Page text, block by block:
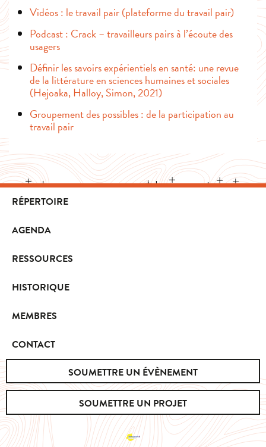
Vidéos : le travail pair (plateforme du travail pair)
Podcast : Crack – travailleurs pairs à l’écoute des
usagers
Définir les savoirs expérientiels en santé: une revue
de la littérature en sciences humaines et sociales
(Hejoaka, Halloy, Simon, 2021)
Groupement des possibles : de la participation au
travail pair
RÉPERTOIRE
AGENDA
RESSOURCES
HISTORIQUE
MEMBRES
CONTACT
SOUMETTRE UN ÉVÈNEMENT
SOUMETTRE UN PROJET